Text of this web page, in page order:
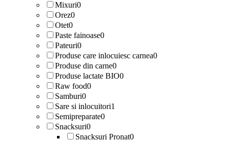
Mixuri0
Orez0
Otet0
Paste fainoase0
Pateuri0
Produse care inlocuiesc carnea0
Produse din carne0
Produse lactate BIO0
Raw food0
Samburi0
Sare si inlocuitori1
Semipreparate0
Snacksuri0
Snacksuri Pronat0